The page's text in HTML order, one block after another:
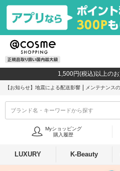
1,500円(税込)以上の
【お知らせ】 地震による配送影響 メンテナンス
ブランド名・キーワードから探す
Myショッピング
購入履歴
LUXURY K-Beauty